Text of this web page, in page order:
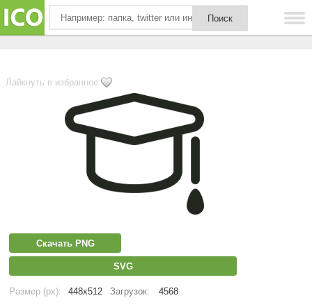
Лайкнуть в избранное
Скачать PNG
SVG
Размер (px): 448x512 Загрузок: 4568